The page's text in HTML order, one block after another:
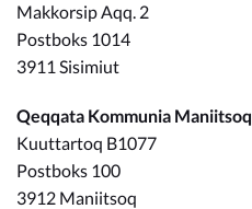
Makkorsip Aqq. 2
Postboks 1014
3911 Sisimiut
Qeqqata Kommunia Maniitsoq
Kuuttartoq B1077
Postboks 100
3912 Maniitsoq